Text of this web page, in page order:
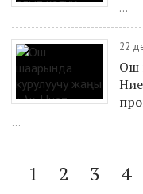
...
22
Ош
...
1 2 3 4